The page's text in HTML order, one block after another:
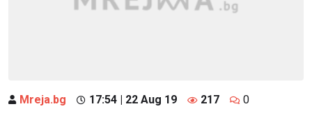
Mreja.bg 17:54 | 22 Aug 19 217 0